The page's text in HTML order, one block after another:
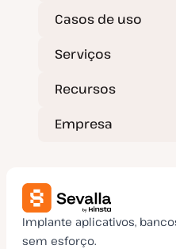
Casos de uso
Serviços
Recursos
Empresa
Implante aplicativos,
sem esforço.